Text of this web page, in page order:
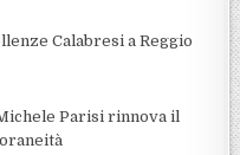
Calabresi a Reggio
Parisi rinnova il